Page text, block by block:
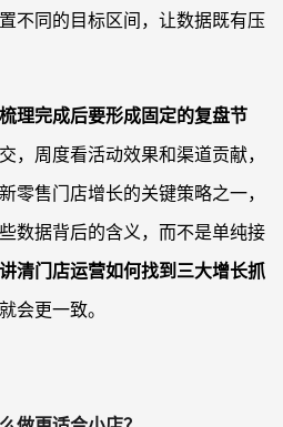
不同的目标区间，让数据既有压
理完成后要形成固定的复盘节
，周度看活动效果和渠道贡献，
零售门店增长的关键策略之一，
数据背后的含义，而不是单纯接
清门店运营如何找到三大增长抓
会更一致。